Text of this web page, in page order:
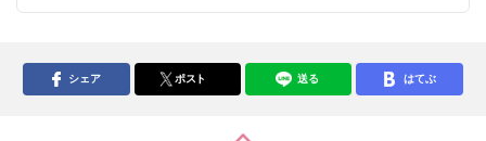
シェア ポスト 送る はてぶ